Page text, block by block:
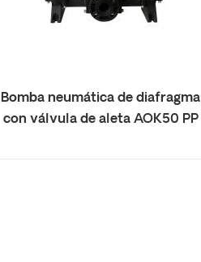
Bomba neumática de diafragma
con válvula de aleta AOK50 PP